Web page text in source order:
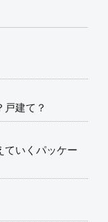
建て？
ていくパッケー